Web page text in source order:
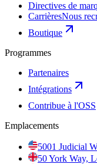
Directives de
CarrièresNous
Boutique
Programmes
Partenaires
Intégrations
Contribue à l'OSS
Emplacements
5001 Judicial
50 York Way,